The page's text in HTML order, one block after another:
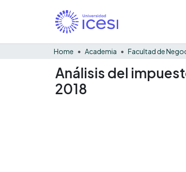
Home Academia
Análisis del
2018